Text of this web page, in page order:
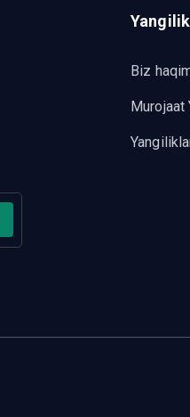
Biz
Murojaat